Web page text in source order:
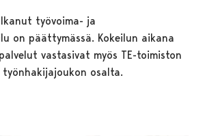
työvoima- ja
on päättymässä. Kokeilun aikana
vastasivat myös TE-toimiston
osalta.